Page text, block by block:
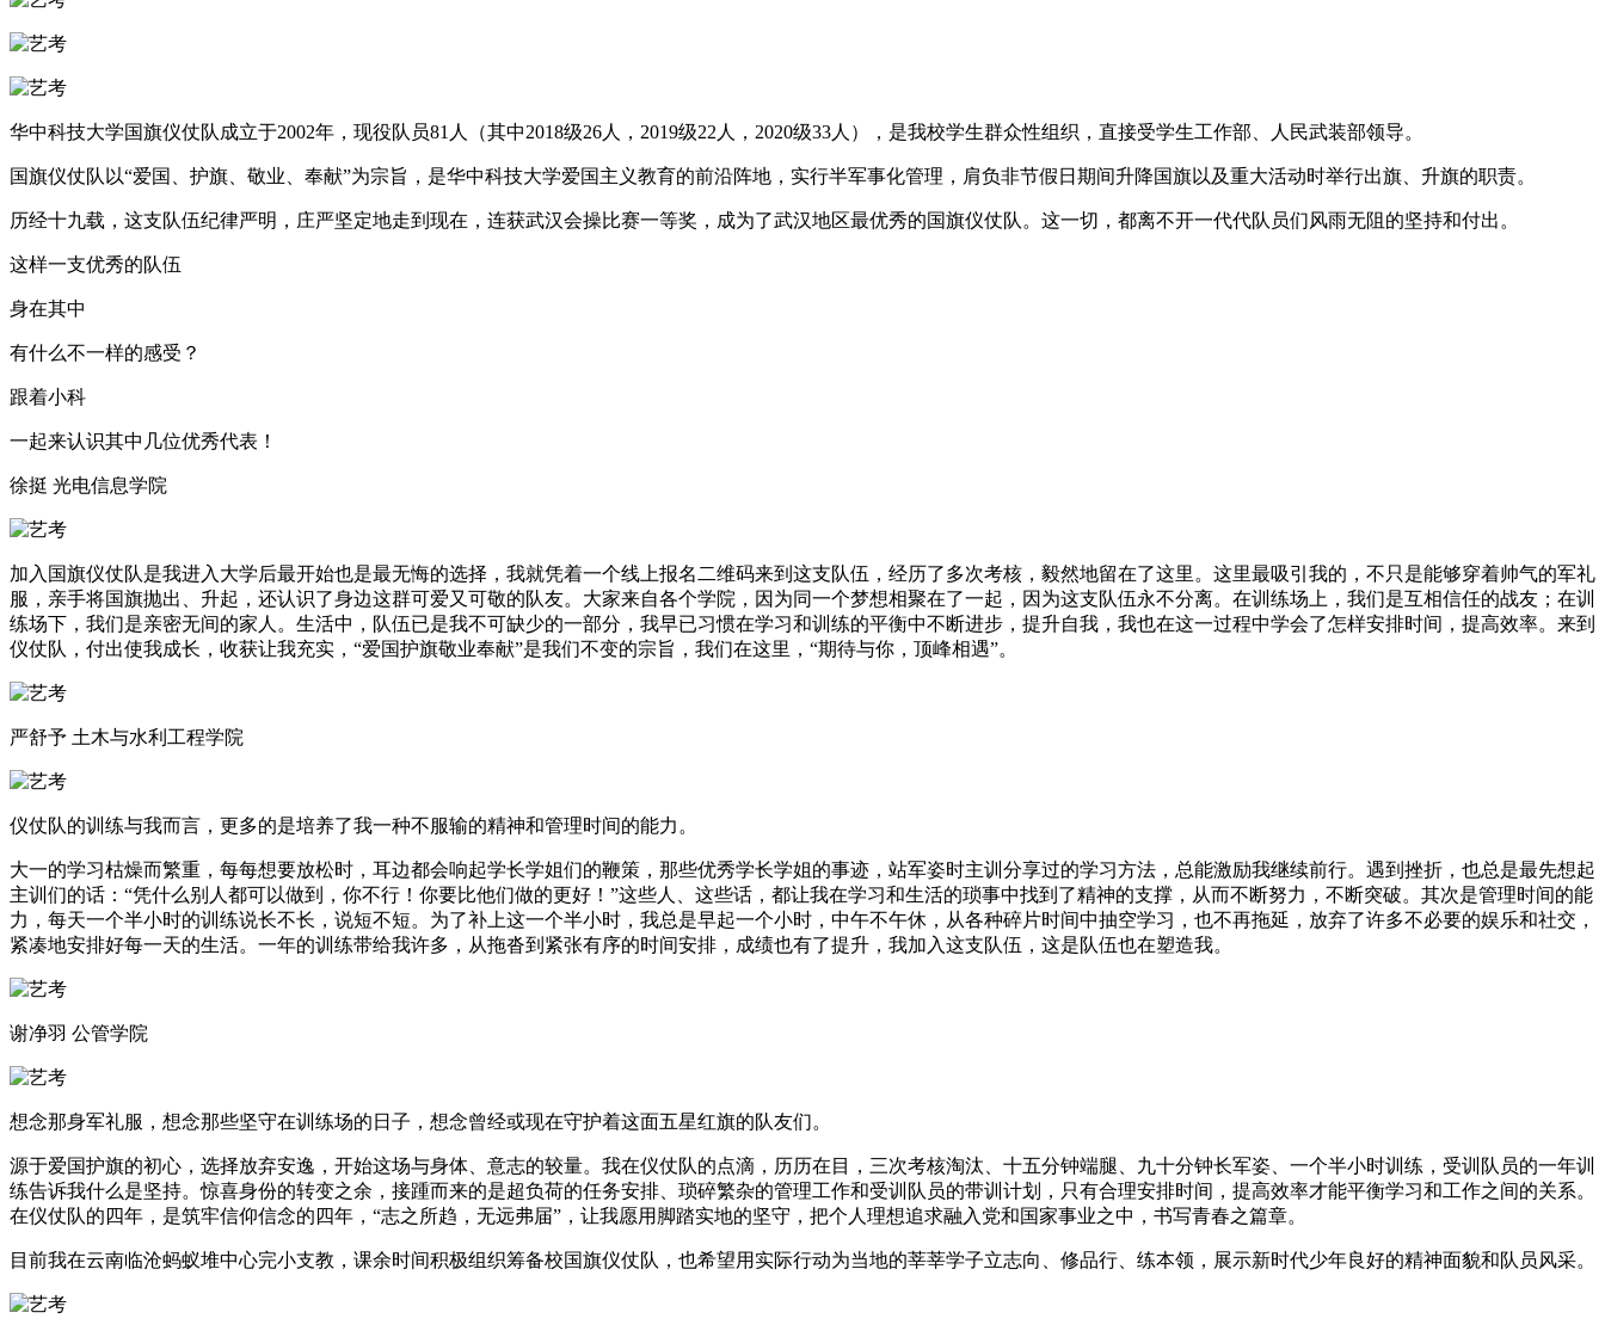
华中科技大学国旗仪仗队成立于2002年，现役队员81人（其中2018级26人，2019级22人，2020级33人），是我校学生群众性组织，直接受学生工作部、人民武装部领导。
国旗仪仗队以“爱国、护旗、敬业、奉献”为宗旨，是华中科技大学爱国主义教育的前沿阵地，实行半军事化管理，肩负非节假日期间升降国旗以及重大活动时举行出旗、升旗的职责。
历经十九载，这支队伍纪律严明，庄严坚定地走到现在，连获武汉会操比赛一等奖，成为了武汉地区最优秀的国旗仪仗队。这一切，都离不开一代代队员们风雨无阻的坚持和付出。
这样一支优秀的队伍
身在其中
有什么不一样的感受？
跟着小科
一起来认识其中几位优秀代表！
徐挺 光电信息学院
加入国旗仪仗队是我进入大学后最开始也是最无悔的选择，我就凭着一个线上报名二维码来到这支队伍，经历了多次考核，毅然地留在了这里。这里最吸引我的，不只是能够穿着帅气的军礼
服，亲手将国旗抛出、升起，还认识了身边这群可爱又可敬的队友。大家来自各个学院，因为同一个梦想相聚在了一起，因为这支队伍永不分离。在训练场上，我们是互相信任的战友；在训
练场下，我们是亲密无间的家人。生活中，队伍已是我不可缺少的一部分，我早已习惯在学习和训练的平衡中不断进步，提升自我，我也在这一过程中学会了怎样安排时间，提高效率。来到
仪仗队，付出使我成长，收获让我充实，“爱国护旗敬业奉献”是我们不变的宗旨，我们在这里，“期待与你，顶峰相遇”。
严舒予 土木与水利工程学院
仪仗队的训练与我而言，更多的是培养了我一种不服输的精神和管理时间的能力。
大一的学习枯燥而繁重，每每想要放松时，耳边都会响起学长学姐们的鞭策，那些优秀学长学姐的事迹，站军姿时主训分享过的学习方法，总能激励我继续前行。遇到挫折，也总是最先想起
主训们的话：“凭什么别人都可以做到，你不行！你要比他们做的更好！”这些人、这些话，都让我在学习和生活的琐事中找到了精神的支撑，从而不断努力，不断突破。其次是管理时间的能
力，每天一个半小时的训练说长不长，说短不短。为了补上这一个半小时，我总是早起一个小时，中午不午休，从各种碎片时间中抽空学习，也不再拖延，放弃了许多不必要的娱乐和社交，
紧凑地安排好每一天的生活。一年的训练带给我许多，从拖沓到紧张有序的时间安排，成绩也有了提升，我加入这支队伍，这是队伍也在塑造我。
谢净羽 公管学院
想念那身军礼服，想念那些坚守在训练场的日子，想念曾经或现在守护着这面五星红旗的队友们。
源于爱国护旗的初心，选择放弃安逸，开始这场与身体、意志的较量。我在仪仗队的点滴，历历在目，三次考核淘汰、十五分钟端腿、九十分钟长军姿、一个半小时训练，受训队员的一年训
练告诉我什么是坚持。惊喜身份的转变之余，接踵而来的是超负荷的任务安排、琐碎繁杂的管理工作和受训队员的带训计划，只有合理安排时间，提高效率才能平衡学习和工作之间的关系。
在仪仗队的四年，是筑牢信仰信念的四年，“志之所趋，无远弗届”，让我愿用脚踏实地的坚守，把个人理想追求融入党和国家事业之中，书写青春之篇章。
目前我在云南临沧蚂蚁堆中心完小支教，课余时间积极组织筹备校国旗仪仗队，也希望用实际行动为当地的莘莘学子立志向、修品行、练本领，展示新时代少年良好的精神面貌和队员风采。